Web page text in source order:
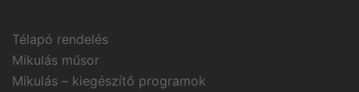
Télapó rendelés
Mikulás műsor
Mikulás – kiegészítő programok